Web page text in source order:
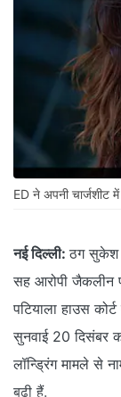
ED ने अपनी चार्जशीट
नई दिल्ली: ठग सुकेश
सह आरोपी जैकलीन
पटियाला हाउस
सुनवाई 20 दिसंबर
लॉन्ड्रिंग मामले से
बढ़ी हैं.